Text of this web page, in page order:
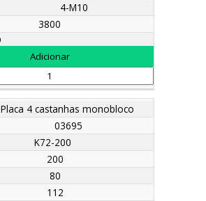
4-M10
3800
Placa 4 castanhas monobloco
03695
K72-200
200
80
112